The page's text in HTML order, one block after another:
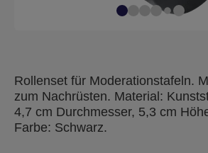
Rollenset für Moderationstafeln.
zum Nachrüsten. Material:
4,7 cm Durchmesser, 5,3 cm
Farbe: Schwarz.